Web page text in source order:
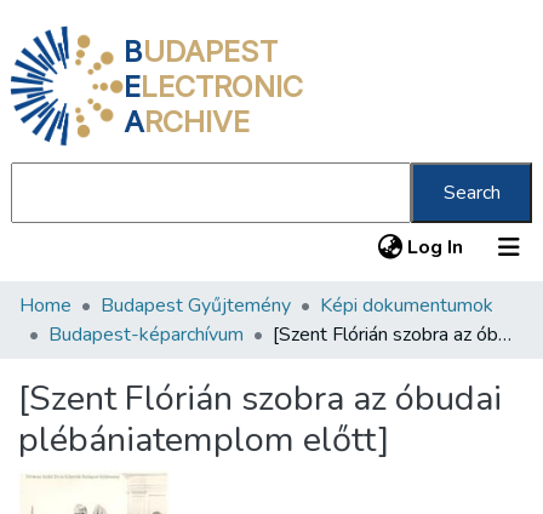
BUDAPEST
ELECTRONIC
ARCHIVE
Search
Log In (current)
Communities & Collections
Statistics
About us
Home Budapest Gyűjtemény
Képi dokumentumok
Budapest-képarchívum
[Szent Flórián szobra az óbudai plébániatemplom előtt]
[Szent Flórián szobra az óbudai
plébániatemplom előtt]